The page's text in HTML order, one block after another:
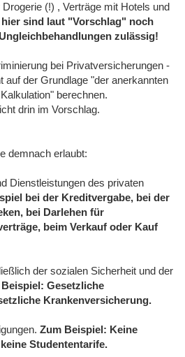
(!) , Verträge mit Hotels und
sind laut "Vorschlag" noch
zulässig!
bei Privatversicherungen -
auf der Grundlage "der anerkannten
berechnen.
drin im Vorschlag.
demnach erlaubt:
Dienstleistungen des privaten
bei der Kreditvergabe, bei der
bei Darlehen für
beim Verkauf oder Kauf
der sozialen Sicherheit und der
Gesetzliche
Krankenversicherung.
Zum Beispiel: Keine
Studententarife.